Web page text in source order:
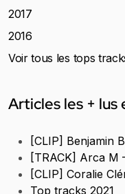
2017
2016
Voir tous les tops
Articles les + lus
[CLIP] Benjamin
[TRACK] Arca M
[CLIP] Coralie
Top tracks 2021